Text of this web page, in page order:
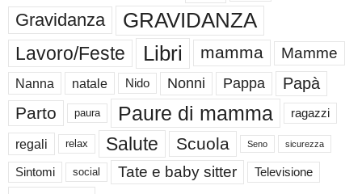
Gravidanza GRAVIDANZA
Lavoro/Feste Libri mamma Mamme
Nanna natale Nido Nonni Pappa Papà
Parto paura Paure di mamma ragazzi
regali relax Salute Scuola Seno sicurezza
Sintomi social Tate e baby sitter Televisione